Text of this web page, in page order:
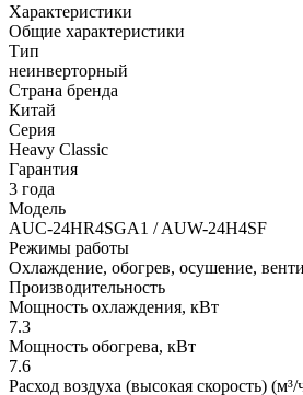
Характеристики
Общие характеристики
Тип
неинверторный
Страна бренда
Китай
Серия
Heavy Classic
Гарантия
3 года
Модель
AUC-24HR4SGA1 / AUW-24H4SF
Режимы работы
Охлаждение, обогрев, осушение,
Производительность
Мощность охлаждения, кВт
7.3
Мощность обогрева, кВт
7.6
Расход воздуха (высокая скорость) (м³/